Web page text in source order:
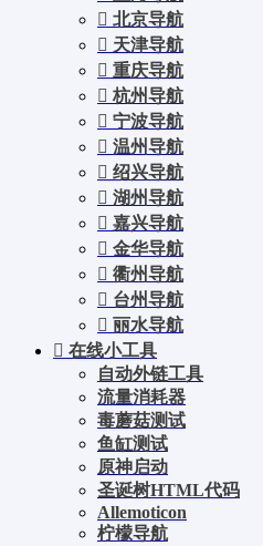
北京导航
天津导航
重庆导航
杭州导航
宁波导航
温州导航
绍兴导航
湖州导航
嘉兴导航
金华导航
衢州导航
台州导航
丽水导航
在线小工具
自动外链工具
流量消耗器
毒蘑菇测试
鱼缸测试
原神启动
圣诞树HTML代码
Allemoticon
柠檬导航